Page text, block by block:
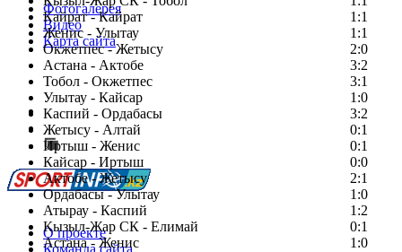
Кайрат - Кайрат
1:1
Женис - Улытау
1:1
Окжетпес - Жетысу
2:0
Астана - Актобе
3:2
Тобол - Окжетпес
3:1
Улытау - Кайсар
1:0
Каспий - Ордабасы
3:2
Жетысу - Алтай
0:1
Иртыш - Женис
0:1
Кайсар - Иртыш
0:0
Актобе - Жетысу
2:1
Ордабасы - Улытау
1:0
Атырау - Каспий
1:2
Кызыл-Жар СК - Елимай
0:1
Астана - Женис
1:0
Фотогалерея
Видео
Карта сайта
Есть идея?
Сообщить о мероприятии
Перейти на старый сайт
О проекте